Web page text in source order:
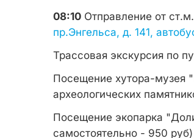
08:10 Отправление от
пр.Энгельса, д. 141,
Трассовая экскурсия по
Посещение хутора-музея
археологических
Посещение экопарка
самостоятельно - 950 руб)